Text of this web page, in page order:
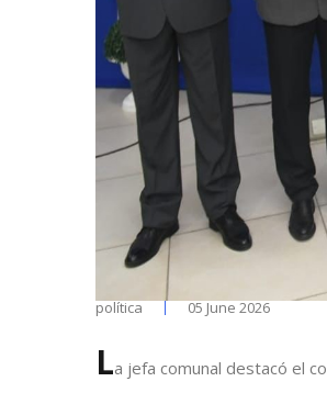
política 05 June 2026
La jefa comunal destacó el